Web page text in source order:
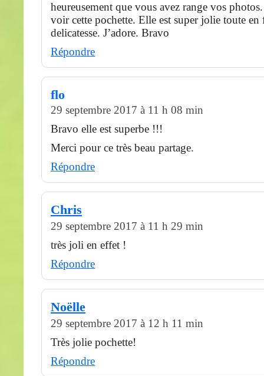
heureusement que vous avez range vos
voir cette pochette. Elle est super jolie toute en
delicatesse. J’adore. Bravo
Répondre
flo
29 septembre 2017 à 11 h 08 min
Bravo elle est superbe !!!
Merci pour ce très beau partage.
Répondre
Chris
29 septembre 2017 à 11 h 29 min
très joli en effet !
Répondre
Noëlle
29 septembre 2017 à 12 h 11 min
Très jolie pochette!
Répondre